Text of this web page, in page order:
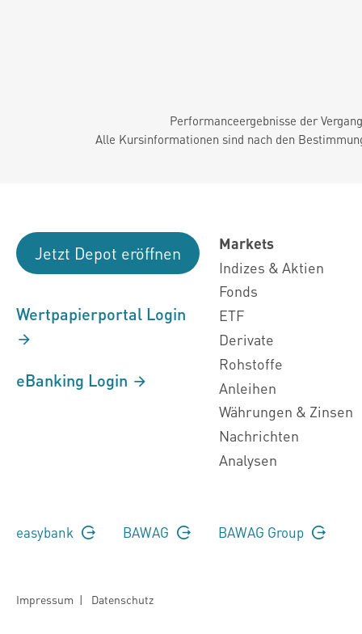
Performanceergebnisse der
Alle Kursinformationen sind nach den
Jetzt Depot eröffnen
Wertpapierportal Login
eBanking Login
Markets
Indizes & Aktien
Fonds
ETF
Derivate
Rohstoffe
Anleihen
Währungen & Zinsen
Nachrichten
Analysen
easybank BAWAG BAWAG Group
Impressum | Datenschutz